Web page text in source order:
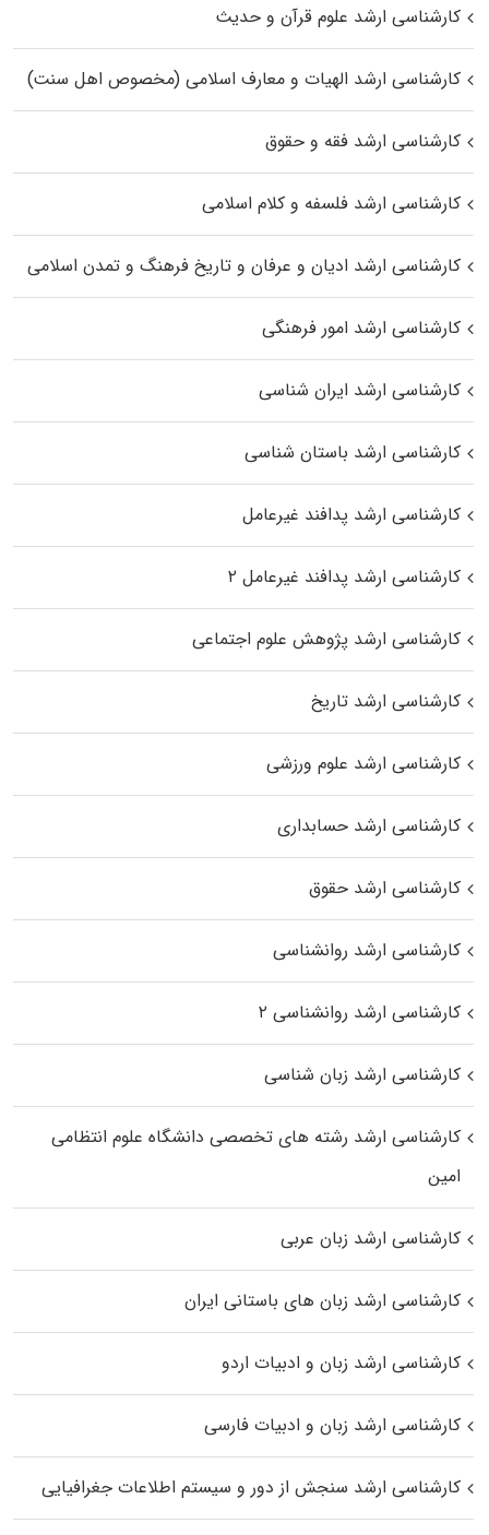
کارشناسی ارشد علوم قرآن و حدیث
کارشناسی ارشد الهیات و معارف اسلامی (مخصوص اهل سنت)
کارشناسی ارشد فقه و حقوق
کارشناسی ارشد فلسفه و کلام اسلامی
کارشناسی ارشد ادیان و عرفان و تاریخ فرهنگ و تمدن اسلامی
کارشناسی ارشد امور فرهنگی
کارشناسی ارشد ایران شناسی
کارشناسی ارشد باستان شناسی
کارشناسی ارشد پدافند غیرعامل
کارشناسی ارشد پدافند غیرعامل ۲
کارشناسی ارشد پژوهش علوم اجتماعی
کارشناسی ارشد تاریخ
کارشناسی ارشد علوم ورزشی
کارشناسی ارشد حسابداری
کارشناسی ارشد حقوق
کارشناسی ارشد روانشناسی
کارشناسی ارشد روانشناسی ۲
کارشناسی ارشد زبان شناسی
کارشناسی ارشد رﺷﺘﻪ ﻫﺎی تخصصی داﻧﺸﮕﺎه ﻋﻠﻮم انتظامی
اﻣﻴﻦ
کارشناسی ارشد زبان عربی
کارشناسی ارشد زبان‌ های باستانی ایران
کارشناسی ارشد زبان و ادبیات اردو
کارشناسی ارشد زبان و ادبیات فارسی
کارشناسی ارشد سنجش از دور و سیستم اطلاعات جغرافیایی